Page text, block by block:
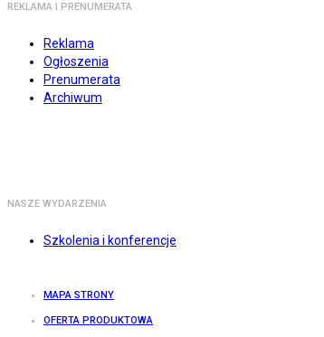
REKLAMA I PRENUMERATA
Reklama
Ogłoszenia
Prenumerata
Archiwum
NASZE WYDARZENIA
Szkolenia i konferencje
MAPA STRONY
OFERTA PRODUKTOWA